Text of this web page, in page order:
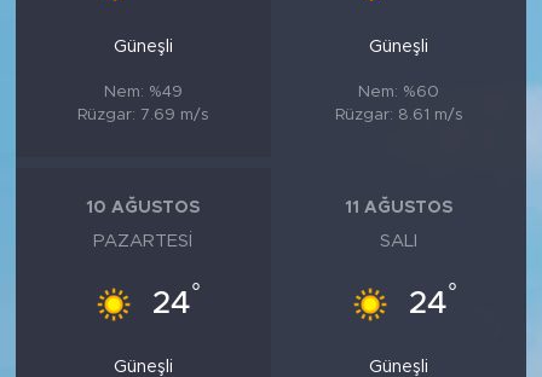
Güneşli
Nem: %49
Rüzgar: 7.69 m/s
Güneşli
Nem: %60
Rüzgar: 8.61 m/s
10 AĞUSTOS
PAZARTESI
24°
Güneşli
11 AĞUSTOS
SALI
24°
Güneşli